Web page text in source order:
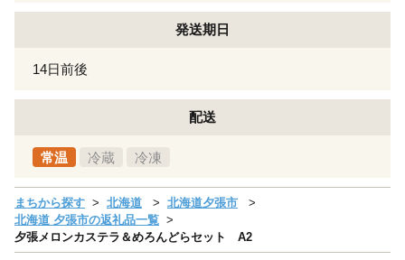
発送期日
14日前後
配送
常温 冷蔵 冷凍
まちから探す 北海道
北海道夕張市
北海道 夕張市の返礼品一覧
夕張メロンカステラ＆めろんどらセット A2